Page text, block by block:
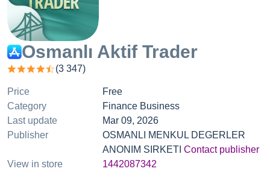
Customers
Resources
Pricing
Osmanlı Aktif Trader
(3 347)
Price
Free
Category
Finance Business
Last update
Mar 09, 2026
Publisher
OSMANLI MENKUL DEGERLER
ANONIM SIRKETI Contact publisher
View in store
1442087342